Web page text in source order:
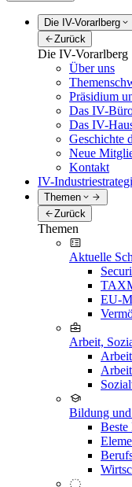
Die IV-Vorarlberg
Zurück
Die IV-Vorarlberg
Über uns
Präsidium
Das IV-
Das IV-
Geschichte
Neue
Kontakt
IV-
Themen
Zurück
Themen
Aktuelle
EU-
Arbeit,
Bildung